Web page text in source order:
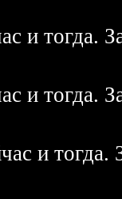
и тогда.
и тогда.
и